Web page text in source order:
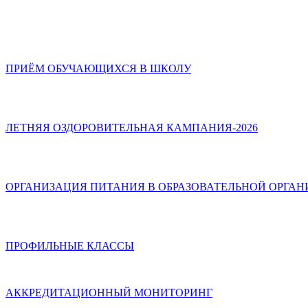
ПРИЁМ ОБУЧАЮЩИХСЯ В ШКОЛУ
ЛЕТНЯЯ ОЗДОРОВИТЕЛЬНАЯ КАМПАНИЯ-2026
ОРГАНИЗАЦИЯ ПИТАНИЯ В ОБРАЗОВАТЕЛЬНОЙ
ПРОФИЛЬНЫЕ КЛАССЫ
АККРЕДИТАЦИОННЫЙ МОНИТОРИНГ